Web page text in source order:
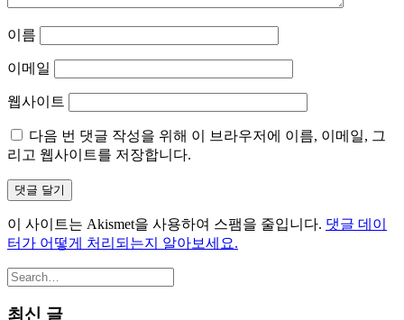
이름
이메일
웹사이트
다음 번 댓글 작성을 위해 이 브라우저에 이름, 이메일, 그
리고 웹사이트를 저장합니다.
이 사이트는 Akismet을 사용하여 스팸을 줄입니다. 댓글 데이
터가 어떻게 처리되는지 알아보세요.
최신 글